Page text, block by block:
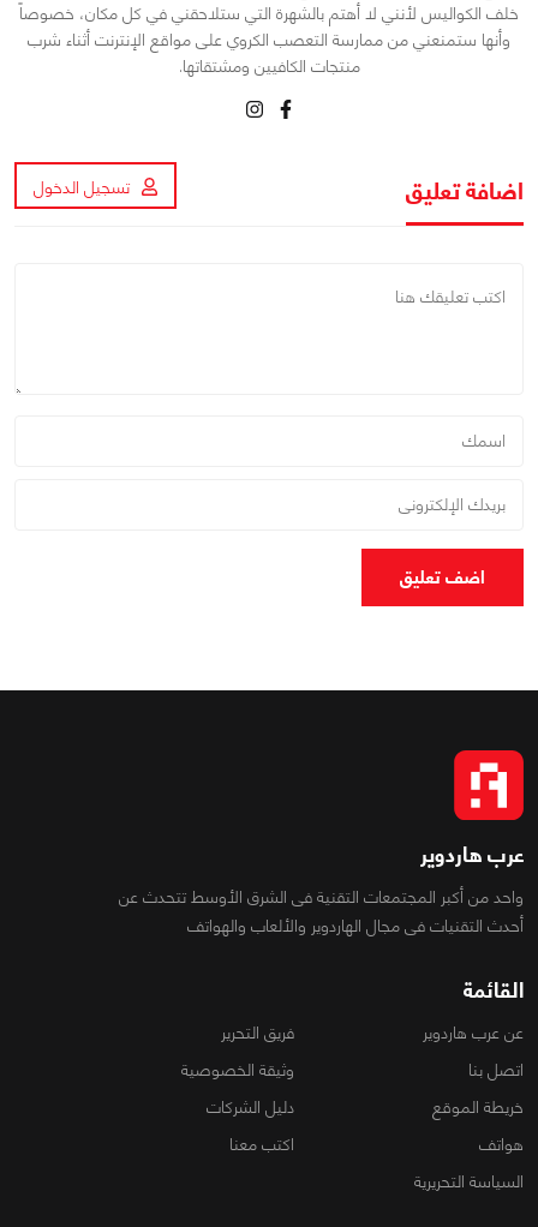
خلف الكواليس لأنني لا أهتم بالشهرة التي ستلاحقني في كل مكان، خصوصاً
وأنها ستمنعني من ممارسة التعصب الكروي على مواقع الإنترنت أثناء شرب
منتجات الكافيين ومشتقاتها.
اضافة تعليق تسجيل الدخول
اضف تعليق
عرب هاردوير
واحد من أكبر المجتمعات التقنية فى الشرق الأوسط تتحدث عن
أحدث التقنيات فى مجال الهاردوير والألعاب والهواتف
القائمة
عن عرب هاردوير
فريق التحرير
اتصل بنا
وثيقة الخصوصية
خريطة الموقع
دليل الشركات
هواتف
اكتب معنا
السياسة التحريرية